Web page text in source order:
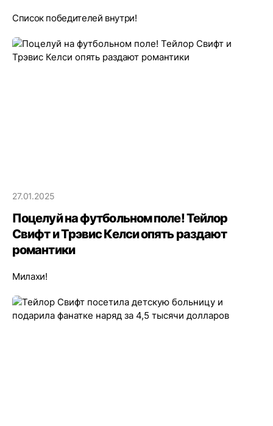
Список победителей внутри!
27.01.2025
Поцелуй на футбольном поле! Тейлор
Свифт и Трэвис Келси опять раздают
романтики
Милахи!